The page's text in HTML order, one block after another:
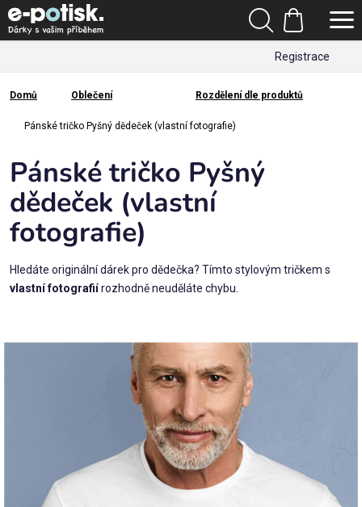
Přejít
na
obsah
Registrace
Hledat
Nákupní
košík
Kategorie
Dárek
pro
Rodina
Láska
Kolekce
Domů
Domů Oblečení Rozdělení dle produktů
Pánské tričko Pyšný dědeček (vlastní fotografie)
Pánské tričko Pyšný
dědeček (vlastní
fotografie)
Hledáte originální dárek pro dědečka? Tímto stylovým tričkem s
vlastní fotografiírozhodně neuděláte chybu.